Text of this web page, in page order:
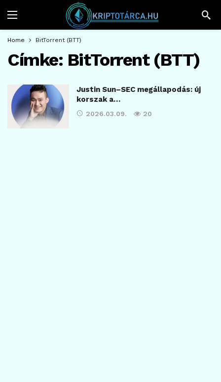
Home BitTorrent (BTT)
Címke: BitTorrent (BTT)
Justin Sun–SEC megállapodás: új
korszak a…
2026.03.09. 20